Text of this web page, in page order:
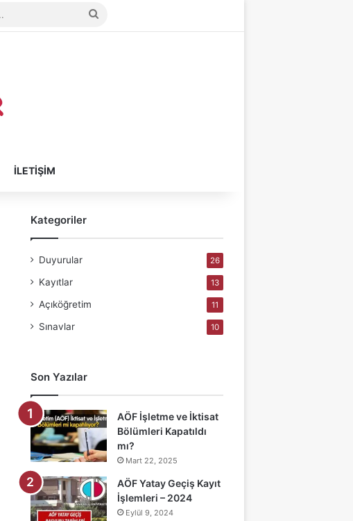
Arama
İLETIŞIM
Kategoriler
Duyurular 26
Kayıtlar 13
Açıköğretim 11
Sınavlar 10
Son Yazılar
AÖF İşletme ve İktisat
Bölümleri Kapatıldı
mı?
Mart 22, 2025
AÖF Yatay Geçiş Kayıt
İşlemleri – 2024
Eylül 9, 2024